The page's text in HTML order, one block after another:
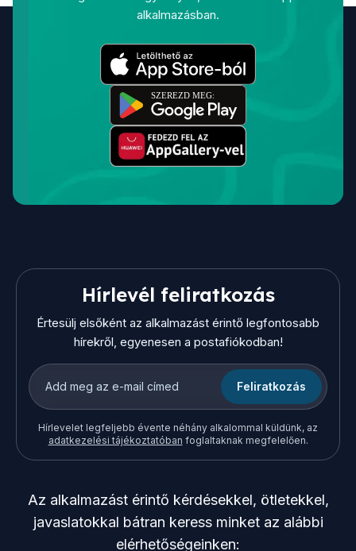
alkalmazásban.
Hírlevél feliratkozás
Értesülj elsőként az alkalmazást érintő legfontosabb
hírekről, egyenesen a postafiókodban!
Feliratkozás
Hírlevelet legfeljebb évente néhány alkalommal küldünk, az
adatkezelési tájékoztatóban foglaltaknak megfelelően.
Az alkalmazást érintő kérdésekkel, ötletekkel,
javaslatokkal bátran keress minket az alábbi
elérhetőségeinken: